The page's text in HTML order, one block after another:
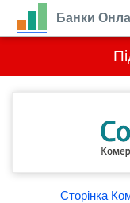
Банки
Сторінка